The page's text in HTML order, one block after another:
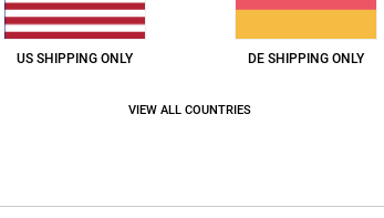
US SHIPPING ONLY DE SHIPPING ONLY
VIEW ALL COUNTRIES